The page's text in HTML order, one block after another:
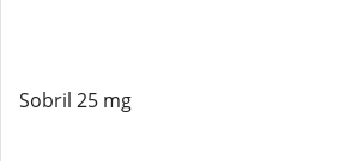
Sobril 25 mg